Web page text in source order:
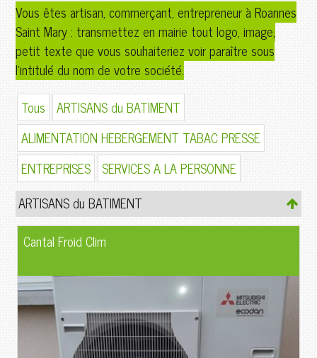
Vous êtes artisan, commerçant, entrepreneur à Roannes
Saint Mary : transmettez en mairie tout logo, image,
petit texte que vous souhaiteriez voir paraître sous
l'intitulé du nom de votre société.
Tous ARTISANS du BATIMENT
ALIMENTATION HEBERGEMENT TABAC PRESSE
ENTREPRISES SERVICES A LA PERSONNE
ARTISANS du BATIMENT
Cantal Froid Clim